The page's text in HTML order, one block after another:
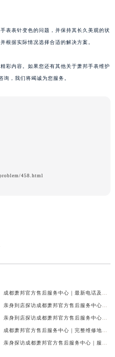
表表针变色的问题，并保持其长久美观的状
根据实际情况选择合适的解决方案。
彩内容。如果您还有其他关于萧邦手表维护
询，我们将竭诚为您服务。
458.html